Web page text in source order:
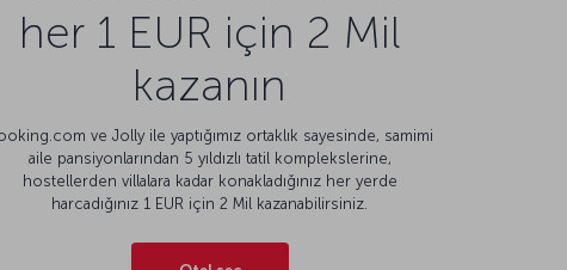
her 1 EUR için 2 Mil
kazanın
ve Jolly ile yaptığımız ortaklık sayesinde, samimi
aile pansiyonlarından 5 yıldızlı tatil komplekslerine,
hostellerden villalara kadar konakladığınız her yerde
harcadığınız 1 EUR için 2 Mil kazanabilirsiniz.